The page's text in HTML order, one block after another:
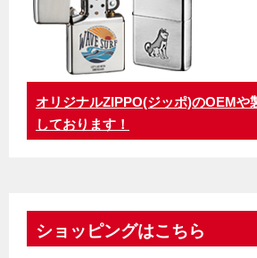
オリジナルZIPPO(ジッポ)のOEMや
しております！
ショッピングはこちら